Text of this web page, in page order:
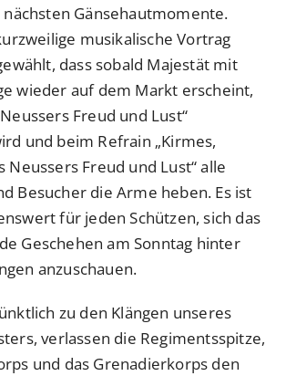
Gänsehautmomente.
musikalische Vortrag
dass sobald Majestät mit
wieder auf dem Markt erscheint,
Freud und Lust“
und beim Refrain „Kirmes,
Neussers Freud und Lust“ alle
Besucher die Arme heben. Es ist
für jeden Schützen, sich das
Geschehen am Sonntag hinter
anzuschauen.
zu den Klängen unseres
verlassen die Regimentsspitze,
und das Grenadierkorps den